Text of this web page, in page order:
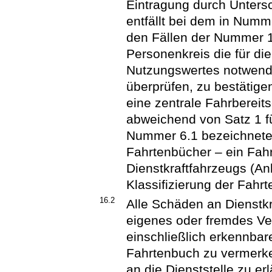
Eintragung durch
entfällt bei dem in
den Fällen der Nummer
Personenkreis die für
Nutzungswertes
überprüfen, zu
eine zentrale
abweichend von Satz 1
Nummer 6.1
Fahrtenbücher – ein
Dienstkraftfahrzeugs
Klassifizierung der
16.2
Alle Schäden an
eigenes oder fremdes
einschließlich
Fahrtenbuch zu